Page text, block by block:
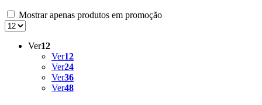
Mostrar apenas produtos em promoção
Ver12
Ver12
Ver24
Ver36
Ver48